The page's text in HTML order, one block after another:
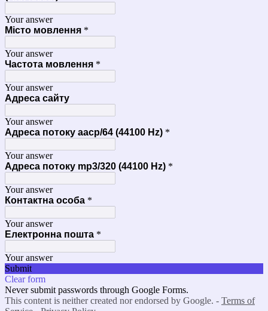
Your answer
Місто мовлення *
Your answer
Частота мовлення *
Your answer
Адреса сайту
Your answer
Адреса потоку aacp/64 (44100 Hz) *
Your answer
Адреса потоку mp3/320 (44100 Hz) *
Your answer
Контактна особа *
Your answer
Електронна пошта *
Your answer
Submit
Clear form
Never submit passwords through Google Forms.
This content is neither created nor endorsed by Google. - Terms of